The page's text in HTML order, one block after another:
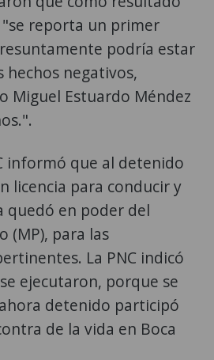
"se reporta un primer
podría estar
hechos negativos,
Miguel Estuardo Méndez
informó que al detenido
licencia para conducir y
quedó en poder del
(MP), para las
La PNC indicó
ejecutaron, porque se
detenido participó
de la vida en Boca